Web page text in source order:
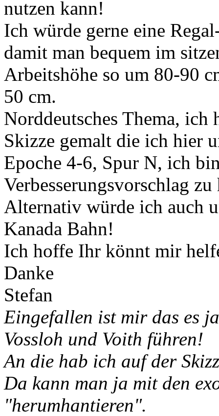
nutzen kann!
Ich würde gerne eine
damit man bequem im
Arbeitshöhe so um 80-90
50 cm.
Norddeutsches Thema, ich
Skizze gemalt die ich hier
Epoche 4-6, Spur N, ich
Verbesserungsvorschlag zu
Alternativ würde ich auch
Kanada Bahn!
Ich hoffe Ihr könnt mir
Danke
Stefan
Eingefallen ist mir das es
Vossloh und Voith führen!
An die hab ich auf der
Da kann man ja mit den
"herumhantieren".